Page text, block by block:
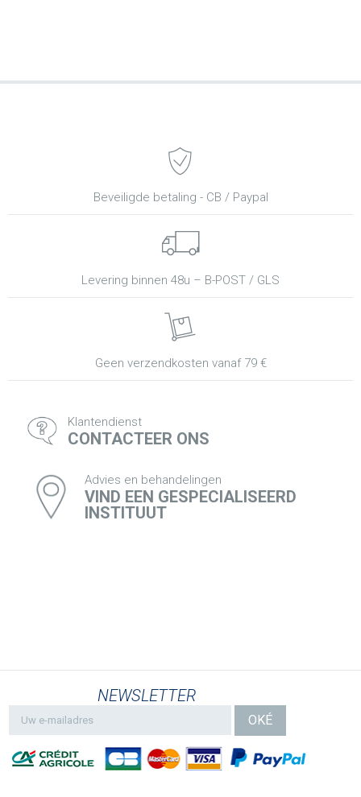
Beveiligde betaling - CB / Paypal
Levering binnen 48u – B-POST / GLS
Geen verzendkosten vanaf 79 €
Klantendienst
CONTACTEER ONS
Advies en behandelingen
VIND EEN GESPECIALISEERD
INSTITUUT
NEWSLETTER